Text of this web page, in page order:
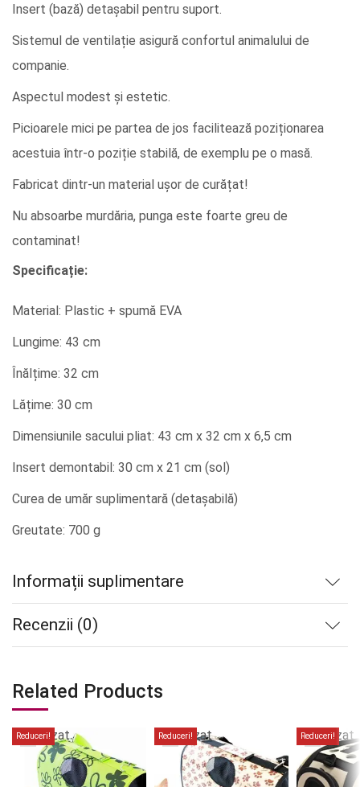
Insert (bază) detașabil pentru suport.
Sistemul de ventilație asigură confortul animalului de
companie.
Aspectul modest și estetic.
Picioarele mici pe partea de jos facilitează poziționarea
acestuia într-o poziție stabilă, de exemplu pe o masă.
Fabricat dintr-un material ușor de curățat!
Nu absoarbe murdăria, punga este foarte greu de
contaminat!
Specificație:
Material: Plastic + spumă EVA
Lungime: 43 cm
Înălțime: 32 cm
Lățime: 30 cm
Dimensiunile sacului pliat: 43 cm x 32 cm x 6,5 cm
Insert demontabil: 30 cm x 21 cm (sol)
Curea de umăr suplimentară (detașabilă)
Greutate: 700 g
Informații suplimentare
Recenzii (0)
Related Products
Reduceri!
epuizat
Reduceri!
epuizat
Reduceri!
epuizat